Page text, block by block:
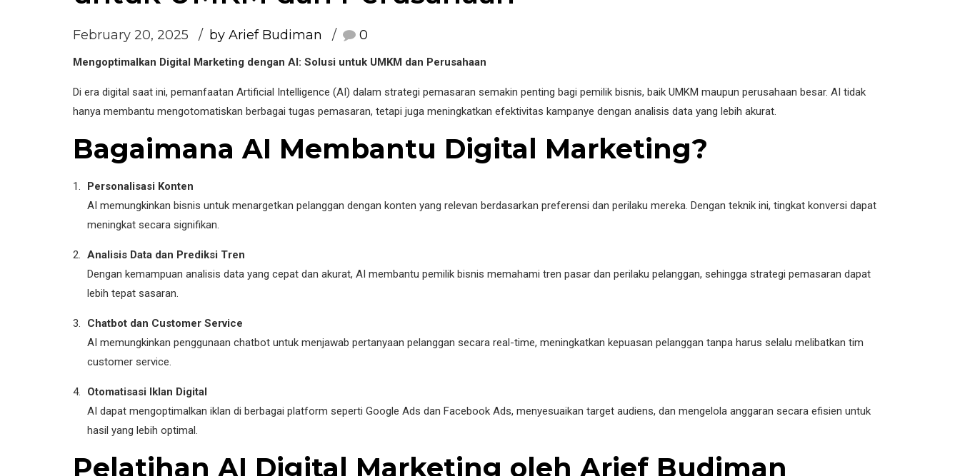
February 20, 2025 by Arief Budiman 0
Mengoptimalkan Digital Marketing dengan AI: Solusi untuk UMKM dan Perusahaan
Di era digital saat ini, pemanfaatan Artificial Intelligence (AI) dalam strategi pemasaran semakin penting bagi pemilik bisnis, baik UMKM maupun perusahaan besar. AI tidak
hanya membantu mengotomatiskan berbagai tugas pemasaran, tetapi juga meningkatkan efektivitas kampanye dengan analisis data yang lebih akurat.
Bagaimana AI Membantu Digital Marketing?
Personalisasi Konten
AI memungkinkan bisnis untuk menargetkan pelanggan dengan konten yang relevan berdasarkan preferensi dan perilaku mereka. Dengan teknik ini, tingkat konversi dapat
meningkat secara signifikan.
Analisis Data dan Prediksi Tren
Dengan kemampuan analisis data yang cepat dan akurat, AI membantu pemilik bisnis memahami tren pasar dan perilaku pelanggan, sehingga strategi pemasaran dapat
lebih tepat sasaran.
Chatbot dan Customer Service
AI memungkinkan penggunaan chatbot untuk menjawab pertanyaan pelanggan secara real-time, meningkatkan kepuasan pelanggan tanpa harus selalu melibatkan tim
customer service.
Otomatisasi Iklan Digital
AI dapat mengoptimalkan iklan di berbagai platform seperti Google Ads dan Facebook Ads, menyesuaikan target audiens, dan mengelola anggaran secara efisien untuk
hasil yang lebih optimal.
Pelatihan AI Digital Marketing oleh Arief Budiman